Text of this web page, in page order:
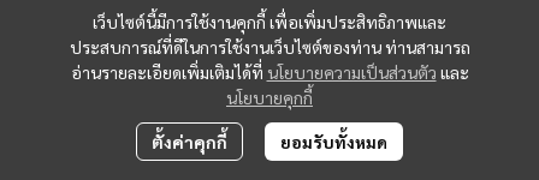
เว็บไซต์นี้มีการใช้งานคุกกี้ เพื่อเพิ่มประสิทธิภาพและ
ประสบการณ์ที่ดีในการใช้งานเว็บไซต์ของท่าน ท่านสามารถ
อ่านรายละเอียดเพิ่มเติมได้ที่ นโยบายความเป็นส่วนตัว และ
นโยบายคุกกี้
ตั้งค่าคุกกี้ ยอมรับทั้งหมด